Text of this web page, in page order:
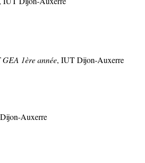
1ère année, IUT Dijon-Auxerre
Auxerre